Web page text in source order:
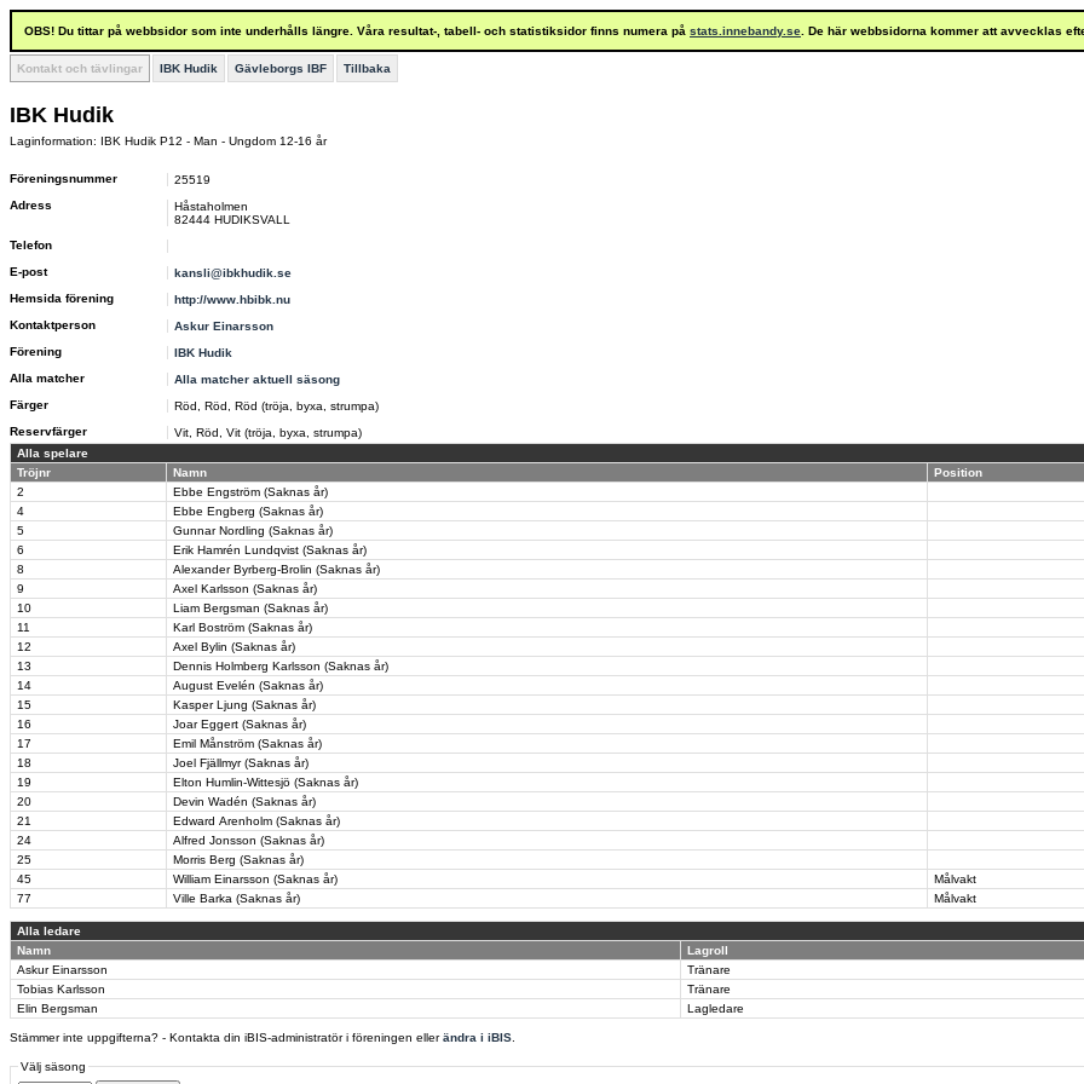
OBS! Du tittar på webbsidor som inte underhålls längre. Våra resultat-, tabell- och statistiksidor finns numera på stats.innebandy.se . De här webbsidorna kommer att avvecklas
Kontakt och tävlingar IBK Hudik Gävleborgs IBF Tillbaka
IBK Hudik
Laginformation: IBK Hudik P12 - Man - Ungdom 12-16 år
Föreningsnummer
25519
Adress
Håstaholmen
82444 HUDIKSVALL
Telefon
E-post
kansli@ibkhudik.se
Hemsida förening
http://www.hbibk.nu
Kontaktperson
Askur Einarsson
Förening
IBK Hudik
Alla matcher
Alla matcher aktuell säsong
Färger
Röd, Röd, Röd (tröja, byxa, strumpa)
Reservfärger
Vit, Röd, Vit (tröja, byxa, strumpa)
Alla spelare
Tröjnr
Namn
Position
2
Ebbe Engström (Saknas år)
4
Ebbe Engberg (Saknas år)
5
Gunnar Nordling (Saknas år)
6
Erik Hamrén Lundqvist (Saknas år)
8
Alexander Byrberg-Brolin (Saknas år)
9
Axel Karlsson (Saknas år)
10
Liam Bergsman (Saknas år)
11
Karl Boström (Saknas år)
12
Axel Bylin (Saknas år)
13
Dennis Holmberg Karlsson (Saknas år)
14
August Evelén (Saknas år)
15
Kasper Ljung (Saknas år)
16
Joar Eggert (Saknas år)
17
Emil Månström (Saknas år)
18
Joel Fjällmyr (Saknas år)
19
Elton Humlin-Wittesjö (Saknas år)
20
Devin Wadén (Saknas år)
21
Edward Arenholm (Saknas år)
24
Alfred Jonsson (Saknas år)
25
Morris Berg (Saknas år)
45
William Einarsson (Saknas år)
Målvakt
77
Ville Barka (Saknas år) Målvakt
Alla ledare
Namn
Lagroll
Askur Einarsson
Tränare
Tobias Karlsson
Tränare
Elin Bergsman
Lagledare
Stämmer inte uppgifterna? - Kontakta din iBIS-administratör i föreningen ellerändra i iBIS
Välj säsong